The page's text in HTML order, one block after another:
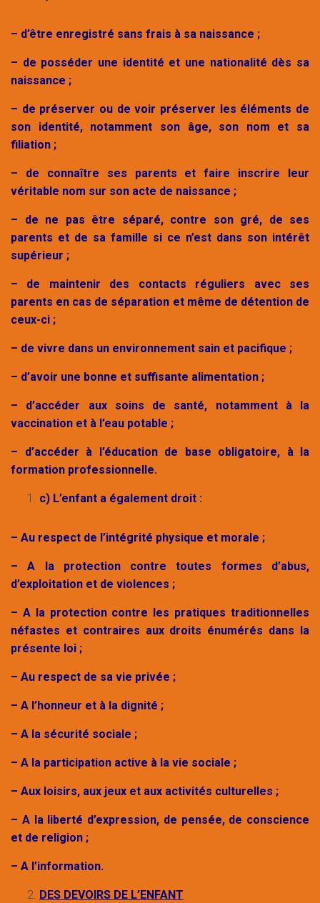
– d’être enregistré sans frais à sa naissance ;
– de posséder une identité et une nationalité dès sa
naissance ;
– de préserver ou de voir préserver les éléments de
son identité, notamment son âge, son nom et sa
filiation ;
– de connaître ses parents et faire inscrire leur
véritable nom sur son acte de naissance ;
– de ne pas être séparé, contre son gré, de ses
parents et de sa famille si ce n’est dans son intérêt
supérieur ;
– de maintenir des contacts réguliers avec ses
parents en cas de séparation et même de détention de
ceux-ci ;
– de vivre dans un environnement sain et pacifique ;
– d’avoir une bonne et suffisante alimentation ;
– d’accéder aux soins de santé, notamment à la
vaccination et à l’eau potable ;
– d’accéder à l’éducation de base obligatoire, à la
formation professionnelle.
c) L’enfant a également droit :
– Au respect de l’intégrité physique et morale ;
– A la protection contre toutes formes d’abus,
d’exploitation et de violences ;
– A la protection contre les pratiques traditionnelles
néfastes et contraires aux droits énumérés dans la
présente loi ;
– Au respect de sa vie privée ;
– A l’honneur et à la dignité ;
– A la sécurité sociale ;
– A la participation active à la vie sociale ;
– Aux loisirs, aux jeux et aux activités culturelles ;
– A la liberté d’expression, de pensée, de conscience
et de religion ;
– A l’information.
DES DEVOIRS DE L’ENFANT